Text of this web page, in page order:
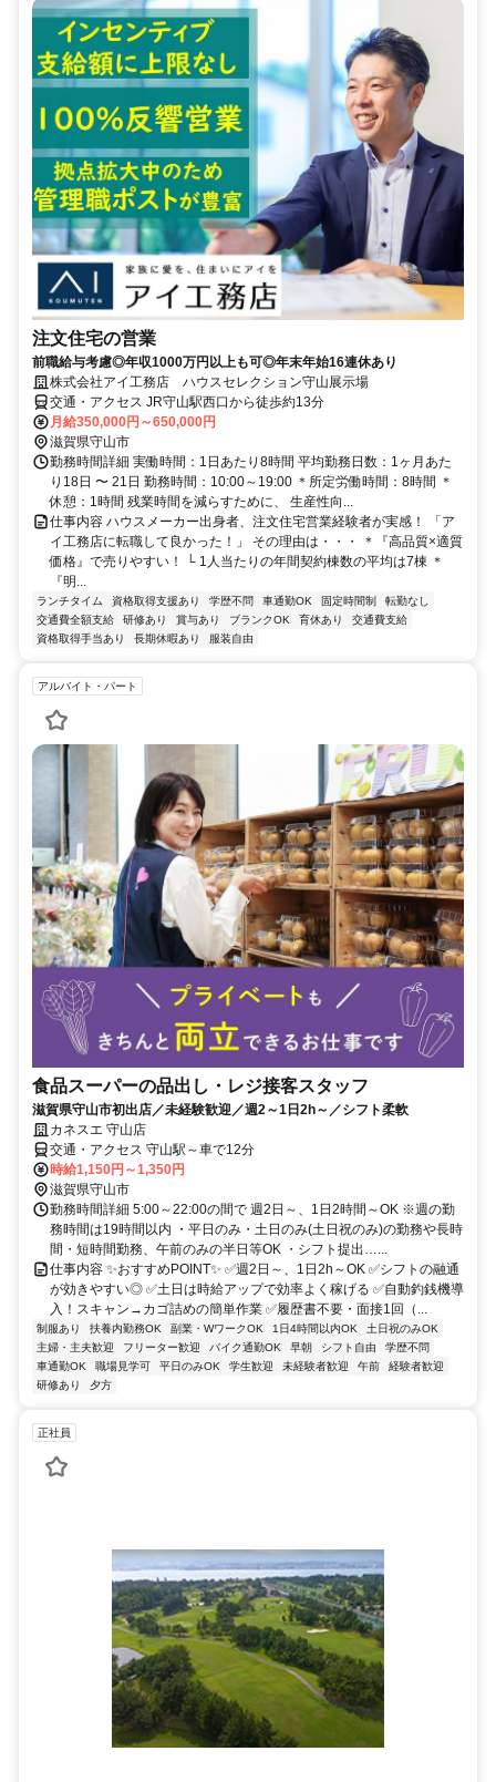
注文住宅の営業
前職給与考慮◎年収1000万円以上も可◎年末年始16連休あり
株式会社アイ工務店 ハウスセレクション守山展示場
交通・アクセス JR守山駅西口から徒歩約13分
月給350,000円～650,000円
滋賀県守山市
勤務時間詳細 実働時間：1日あたり8時間 平均勤務日数：1ヶ月あた
り18日 〜 21日 勤務時間：10:00～19:00 ＊所定労働時間：8時間 ＊
休憩：1時間 残業時間を減らすために、 生産性向...
仕事内容 ハウスメーカー出身者、注文住宅営業経験者が実感！ 「ア
イ工務店に転職して良かった！」 その理由は・・・ ＊『高品質×適質
価格』で売りやすい！ └ 1人当たりの年間契約棟数の平均は7棟 ＊
『明...
ランチタイム 資格取得支援あり 学歴不問 車通勤OK 固定時間制
転勤なし
交通費全額支給
研修あり 賞与あり ブランクOK 育休あり
交通費支給
資格取得手当あり
長期休暇あり 服装自由
アルバイト・パート
食品スーパーの品出し・レジ接客スタッフ
滋賀県守山市初出店／未経験歓迎／週2～1日2h～／シフト柔軟
カネスエ 守山店
交通・アクセス 守山駅～車で12分
時給1,150円～1,350円
滋賀県守山市
勤務時間詳細 5:00～22:00の間で 週2日～、1日2時間～OK ※週の勤
務時間は19時間以内 ・平日のみ・土日のみ(土日祝のみ)の勤務や長時
間・短時間勤務、午前のみの半日等OK ・シフト提出…...
仕事内容 ✨おすすめPOINT✨ ✅週2日～、1日2h～OK ✅シフトの融通
が効きやすい◎ ✅土日は時給アップで効率よく稼げる ✅自動釣銭機導
入！スキャン→カゴ詰めの簡単作業 ✅履歴書不要・面接1回（...
制服あり 扶養内勤務OK 副業・WワークOK 1日4時間以内OK
土日祝のみOK
主婦・主夫歓迎
フリーター歓迎 バイク通勤OK 早朝 シフト自由
学歴不問
車通勤OK
職場見学可 平日のみOK 学生歓迎 未経験者歓迎 午前
経験者歓迎
研修あり
夕方
正社員